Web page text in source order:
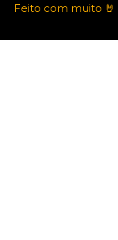
Feito com muito 🤘